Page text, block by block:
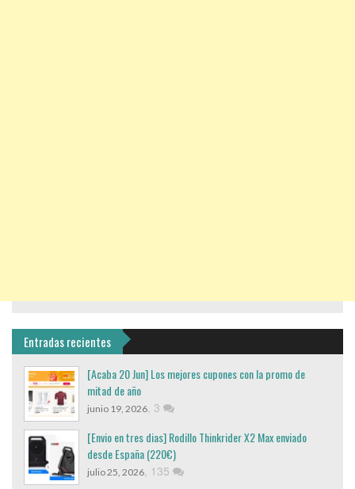
Entradas recientes
[Acaba 20 Jun] Los mejores cupones con la promo de
mitad de año
junio 19, 2026 3
[Envio en tres dias] Rodillo Thinkrider X2 Max enviado
desde España (220€)
julio 25, 2026 135